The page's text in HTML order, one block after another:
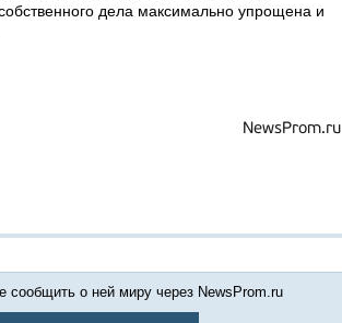
дела максимально упрощена и
NewsProm.ru
сообщить о ней миру через NewsProm.ru